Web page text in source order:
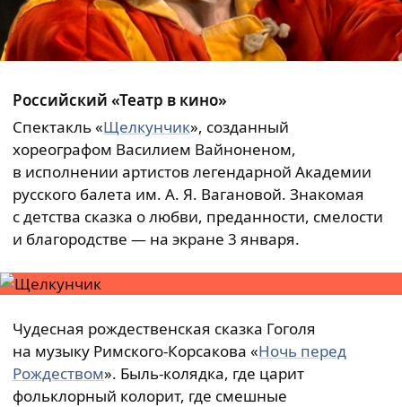
Российский «Театр в кино»
Спектакль «Щелкунчик», созданный
хореографом Василием Вайноненом,
в исполнении артистов легендарной Академии
русского балета им. А. Я. Вагановой. Знакомая
с детства сказка о любви, преданности, смелости
и благородстве — на экране 3 января.
Чудесная рождественская сказка Гоголя
на музыку Римского-Корсакова «Ночь перед
Рождеством». Быль-колядка, где царит
фольклорный колорит, где смешные